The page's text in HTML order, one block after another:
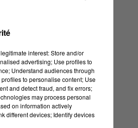
interest: Store and/or
advertising; Use profiles to
Understand audiences through
to personalise content; Use
and detect fraud, and fix errors;
may process personal
on information actively
different devices; Identify devices